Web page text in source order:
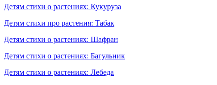
Детям стихи о растениях: Кукуруза
Детям стихи про растения: Табак
Детям стихи о растениях: Шафран
Детям стихи о растениях: Багульник
Детям стихи о растениях: Лебеда